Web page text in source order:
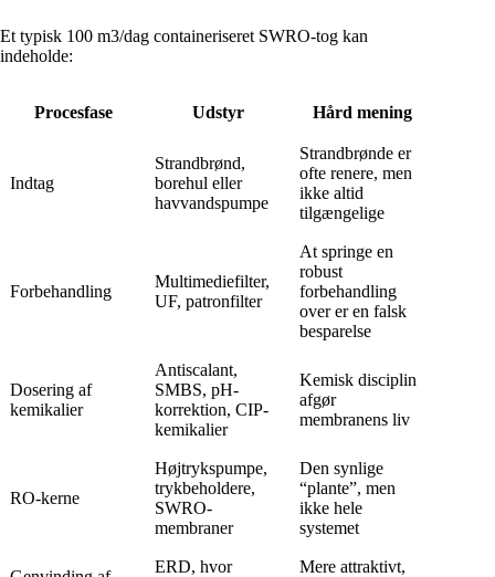
Et typisk 100 m3/dag containeriseret SWRO-tog kan
indeholde:
Procesfase Udstyr Hård mening
Indtag
Strandbrønd,
borehul eller
havvandspumpe
Strandbrønde er
ofte renere, men
ikke altid
tilgængelige
Forbehandling
Multimediefilter,
UF, patronfilter
At springe en
robust
forbehandling
over er en falsk
besparelse
Dosering af
kemikalier
Antiscalant,
SMBS, pH-
korrektion, CIP-
kemikalier
Kemisk disciplin
afgør
membranens liv
RO-kerne
Højtrykspumpe,
trykbeholdere,
SWRO-
membraner
Den synlige
“plante”, men
ikke hele
systemet
ERD, hvor
Mere attraktivt,